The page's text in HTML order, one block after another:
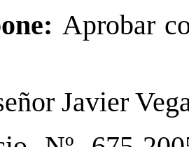
Aprobar
Javier